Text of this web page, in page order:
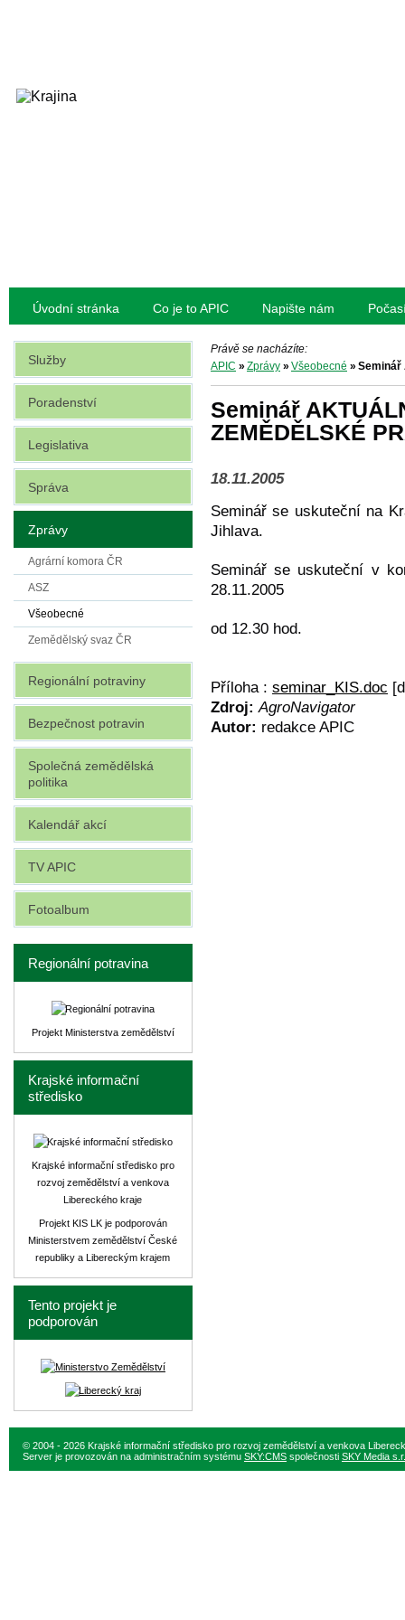
Úvodní stránka Co je to APIC Napište nám
Právě se nacházíte:
APIC » Zprávy » Všeobecné » Seminář
Seminář
ZEMĚDĚLSKÉ
18.11.2005
Seminář se uskuteční na
Jihlava.
Seminář se uskuteční v
28.11.2005
od 12.30 hod.
Příloha : seminar_KIS.doc
Zdroj: AgroNavigator
Autor: redakce APIC
Služby
Poradenství
Legislativa
Správa
Zprávy
Agrární komora ČR
ASZ
Všeobecné
Zemědělský svaz ČR
Regionální potraviny
Bezpečnost potravin
Společná zemědělská
politika
Kalendář akcí
TV APIC
Fotoalbum
Regionální potravina
Projekt Ministerstva zemědělství
Krajské informační
středisko
Krajské informační středisko pro
rozvoj zemědělství a venkova
Libereckého kraje
Projekt KIS LK je podporován
Ministerstvem zemědělství České
republiky a Libereckým krajem
Tento projekt je
podporován
© 2004 - 2026 Krajské informační středisko pro rozvoj zemědělství a venkova
Server je provozován na administračním systému SKY:CMS společnosti SKY Media